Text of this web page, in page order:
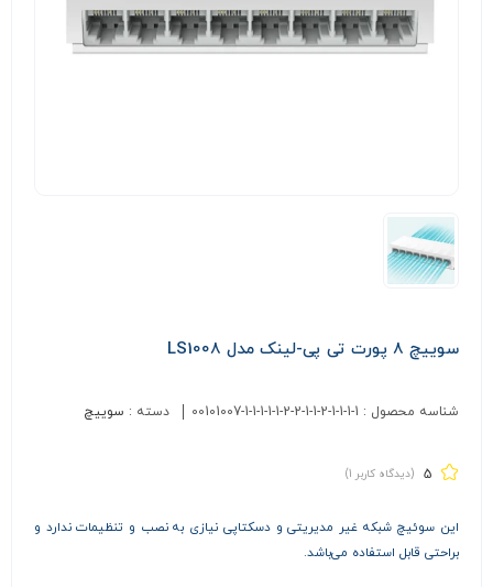
سوییچ 8 پورت تی پی-لینک مدل LS1008
شناسه محصول : 00101007-1-1-1-1-1-2-2-1-1-2-1-1-1-1 دسته : سوییچ
5 (دیدگاه کاربر 1
)
این سوئیچ شبکه غیر مدیریتی و دسکتاپی نیازی به نصب و تنظیمات ندارد و
براحتی قابل استفاده می‌باشد.